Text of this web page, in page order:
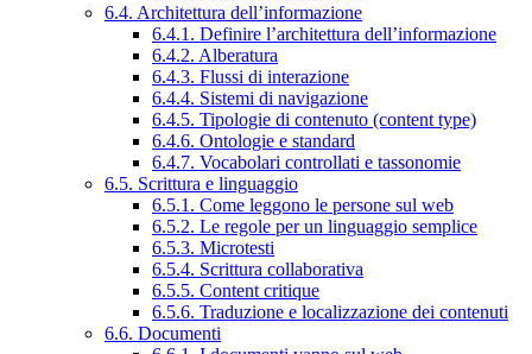
6.4. Architettura dell’informazione
6.4.1. Definire l’architettura dell’informazione
6.4.2. Alberatura
6.4.3. Flussi di interazione
6.4.4. Sistemi di navigazione
6.4.5. Tipologie di contenuto (content type)
6.4.6. Ontologie e standard
6.4.7. Vocabolari controllati e tassonomie
6.5. Scrittura e linguaggio
6.5.1. Come leggono le persone sul web
6.5.2. Le regole per un linguaggio semplice
6.5.3. Microtesti
6.5.4. Scrittura collaborativa
6.5.5. Content critique
6.5.6. Traduzione e localizzazione dei contenuti
6.6. Documenti